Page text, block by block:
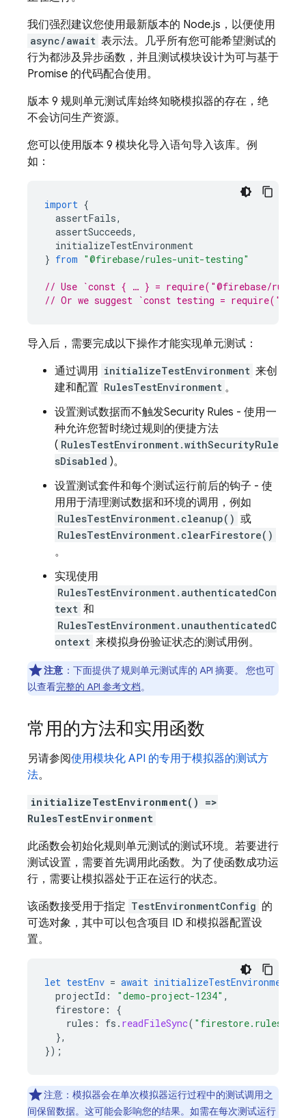
我们强烈建议您使用最新版本的 Node.js，以便使用
async/await 表示法。几乎所有您可能希望测试的
行为都涉及异步函数，并且测试模块设计为可与基于
Promise 的代码配合使用。
版本 9 规则单元测试库始终知晓模拟器的存在，绝
不会访问生产资源。
您可以使用版本 9 模块化导入语句导入该库。例
如：
import {
assertFails,
assertSucceeds,
initializeTestEnvironment
} from "@firebase/rules-unit-testing"
// Use `const { … } = require("@firebase/
// Or we suggest `const testing =
导入后，需要完成以下操作才能实现单元测试：
通过调用 initializeTestEnvironment 来创
建和配置 RulesTestEnvironment 。
设置测试数据而不触发Security Rules - 使用一
种允许您暂时绕过规则的便捷方法
( RulesTestEnvironment.withSecurityRule
sDisabled )。
设置测试套件和每个测试运行前后的钩子 - 使
用用于清理测试数据和环境的调用，例如
RulesTestEnvironment.cleanup() 或
RulesTestEnvironment.clearFirestore()
。
实现使用
RulesTestEnvironment.authenticatedCon
text 和
RulesTestEnvironment.unauthenticatedC
ontext 来模拟身份验证状态的测试用例。
注意 ：下面提供了规则单元测试库的 API 摘要。 您也可
以查看完整的 API 参考文档。
常用的方法和实用函数
另请参阅使用模块化 API 的专用于模拟器的测试方
法。
initializeTestEnvironment() =>
RulesTestEnvironment
此函数会初始化规则单元测试的测试环境。若要进行
测试设置，需要首先调用此函数。为了使函数成功运
行，需要让模拟器处于正在运行的状态。
该函数接受用于指定 TestEnvironmentConfig 的
可选对象，其中可以包含项目 ID 和模拟器配置设
置。
let testEnv = await initializeTestEnvironment
projectId : "demo-project-1234" ,
firestore :
{
rules : fs . readFileSync( "firestore.rules"
},
});
注意：模拟器会在单次模拟器运行过程中的测试调用之
间保留数据。这可能会影响您的结果。如需在每次测试运行